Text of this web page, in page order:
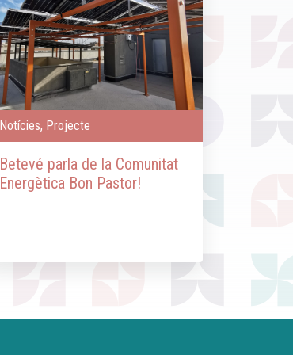
Notícies, Projecte
Betevé parla de la Comunitat
Energètica Bon Pastor!